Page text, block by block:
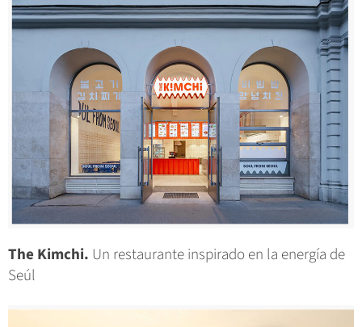
The Kimchi. Un restaurante inspirado en la energía de
Seúl